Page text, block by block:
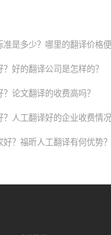
准是多少？哪里的翻译价格
好的翻译公司是怎样的？
论文翻译的收费高吗？
？人工翻译好的企业收费情
好？福昕人工翻译有何优势？